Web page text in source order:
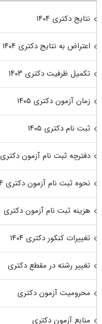
نتایج دکتری ۱۴۰۴
اعتراض به نتایج دکتری ۱۴۰۴
تکمیل ظرفیت دکتری ۱۴۰۳
زمان آزمون دکتری ۱۴۰۵
ثبت نام دکتری ۱۴۰۵
دفترچه ثبت نام آزمون دکتری ۱۴۰۴
نحوه ثبت نام آزمون دکتری ۱۴۰۴
هزینه ثبت نام آزمون دکتری
تغییرات کنکور دکتری ۱۴۰۴
تغییر رشته در مقطع دکتری
محرومیت آزمون دکتری
منابع آزمون دکتری